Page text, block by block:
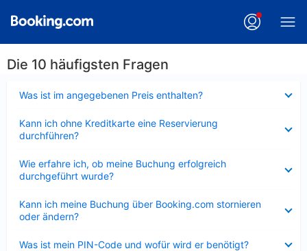
Die 10 häufigsten Fragen
Was ist im angegebenen Preis enthalten?
Kann ich ohne Kreditkarte eine Reservierung
durchführen?
Wie erfahre ich, ob meine Buchung erfolgreich
durchgeführt wurde?
Kann ich meine Buchung über Booking.com stornieren
oder ändern?
Was ist mein PIN-Code und wofür wird er benötigt?